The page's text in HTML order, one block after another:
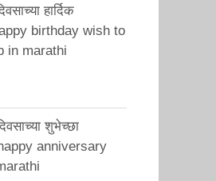
हार्दिक
birthday wish to
in marathi
शुभेच्छा
anniversary